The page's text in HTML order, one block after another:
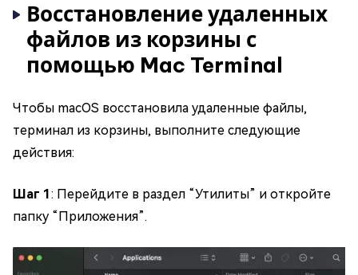
Восстановление удаленных
файлов из корзины с
помощью Mac Terminal
Чтобы macOS восстановила удаленные файлы,
терминал из корзины, выполните следующие
действия:
Шаг 1: Перейдите в раздел “Утилиты” и откройте
папку “Приложения”.